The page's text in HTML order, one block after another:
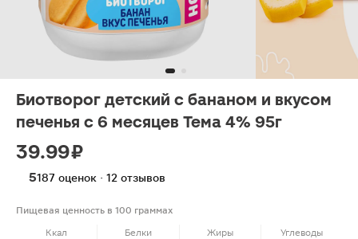
Биотворог детский с бананом и вкусом
печенья с 6 месяцев Тема 4% 95г
39.99 ₽
5187 оценок · 12 отзывов
Пищевая ценность в 100 граммах
Ккал
Белки Жиры Углеводы